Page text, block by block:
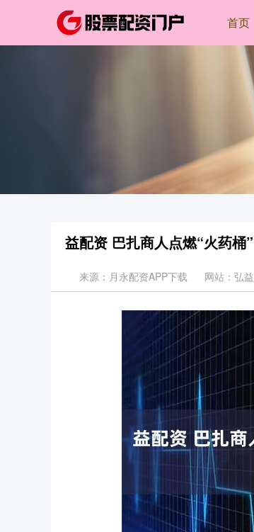
首页
益配资 巴扎商人点燃“火药桶
来源：月永配资APP下载 网站：弘